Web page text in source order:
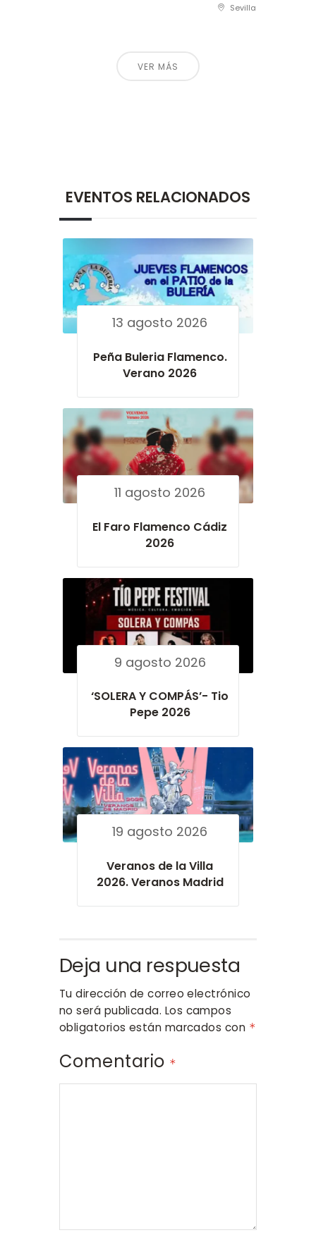
Sevilla
VER MÁS
EVENTOS RELACIONADOS
13 agosto 2026
Peña Buleria Flamenco.
Verano 2026
11 agosto 2026
El Faro Flamenco Cádiz
2026
9 agosto 2026
‘SOLERA Y COMPÁS’- Tio
Pepe 2026
19 agosto 2026
Veranos de la Villa
2026. Veranos Madrid
Deja una respuesta
Tu dirección de correo electrónico
no será publicada. Los campos
obligatorios están marcados con *
Comentario *